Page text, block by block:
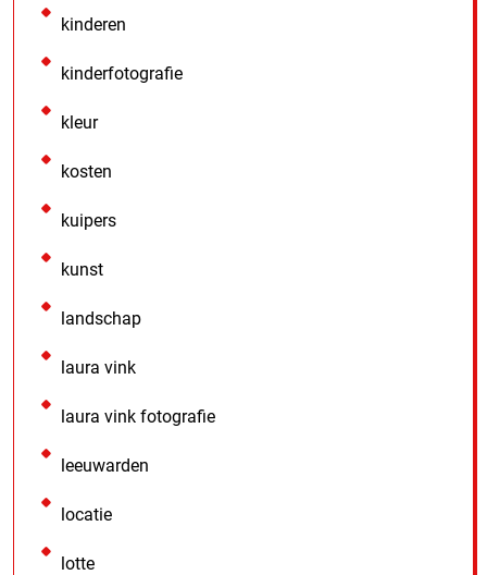
kinderen
kinderfotografie
kleur
kosten
kuipers
kunst
landschap
laura vink
laura vink fotografie
leeuwarden
locatie
lotte